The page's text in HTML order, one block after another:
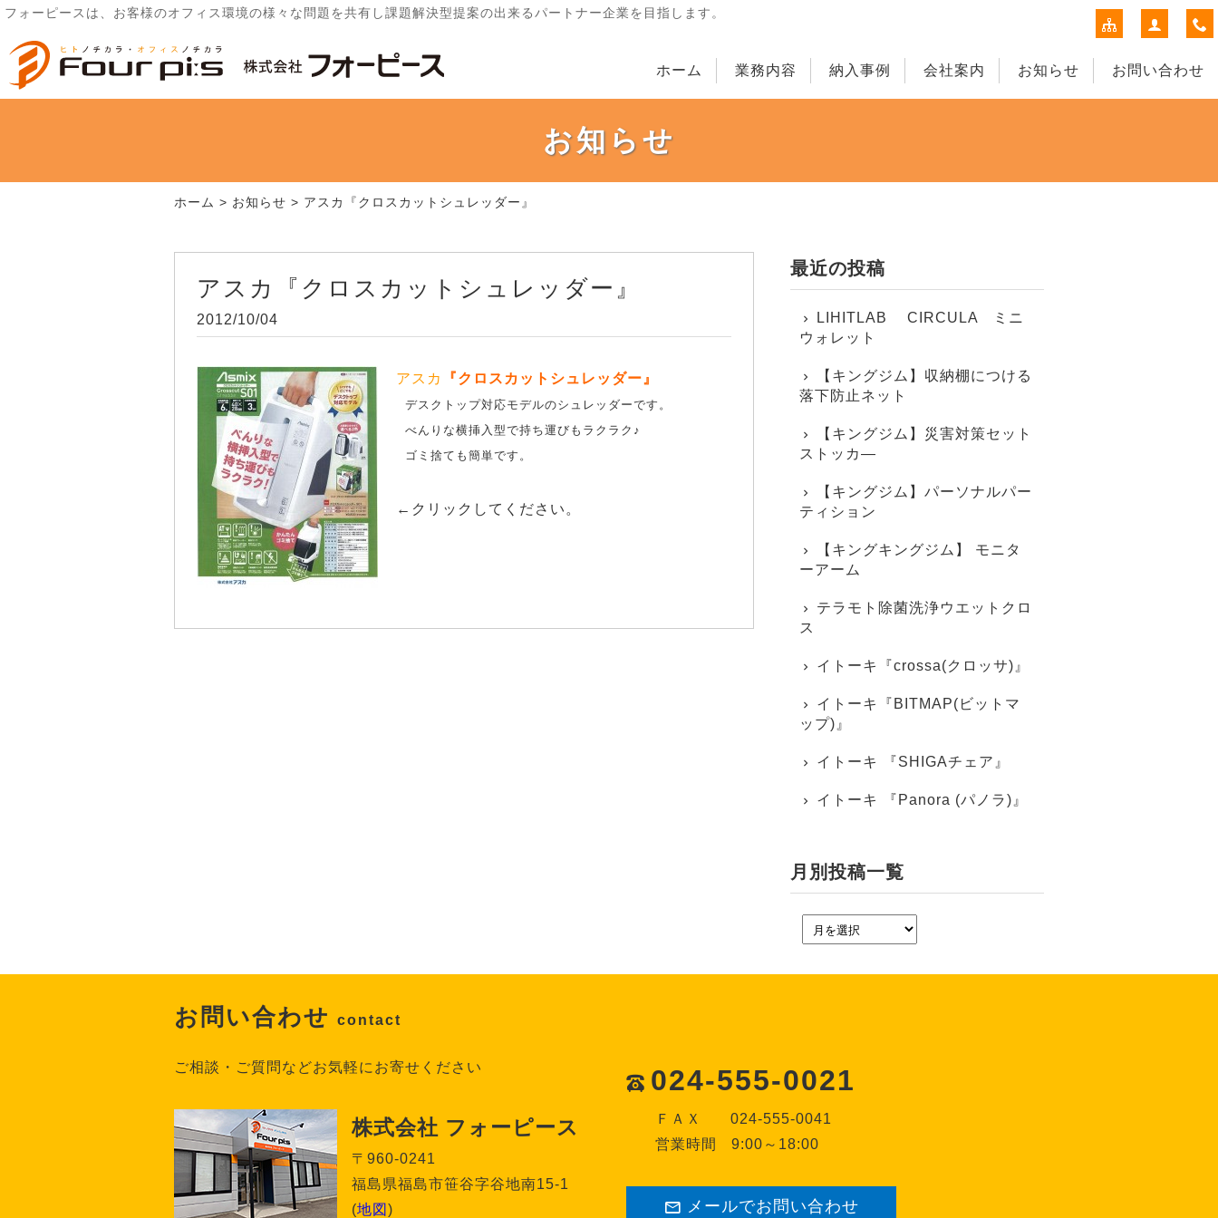
フォーピースは、お客様のオフィス環境の様々な問題を共有し課題解決型提案の出来るパートナー企業を目指します。
ホーム 業務内容 納入事例 会社案内 お知らせ お問い合わせ
お知らせ
ホーム > お知らせ > アスカ『クロスカットシュレッダー』
アスカ『クロスカットシュレッダー』
2012/10/04
アスカ 『クロスカットシュレッダー』
デスクトップ対応モデルのシュレッダーです。
べんりな横挿入型で持ち運びもラクラク♪
ゴミ捨ても簡単です。
←クリックしてください。
最近の投稿
LIHITLAB CIRCULA ミニ
ウォレット
【キングジム】収納棚につける
落下防止ネット
【キングジム】災害対策セット
ストッカ―
【キングジム】パーソナルパー
ティション
【キングキングジム】 モニタ
ーアーム
テラモト除菌洗浄ウエットクロ
ス
イトーキ『crossa(クロッサ)』
イトーキ『BITMAP(ビットマ
ップ)』
イトーキ 『SHIGAチェア』
イトーキ 『Panora (パノラ)』
月別投稿一覧
お問い合わせ contact
ご相談・ご質問などお気軽にお寄せください
株式会社 フォーピース
〒960-0241
福島県福島市笹谷字谷地南15-1
(地図 )
024-555-0021
ＦＡＸ
024-555-0041
営業時間
9:00～18:00
メールでお問い合わせ